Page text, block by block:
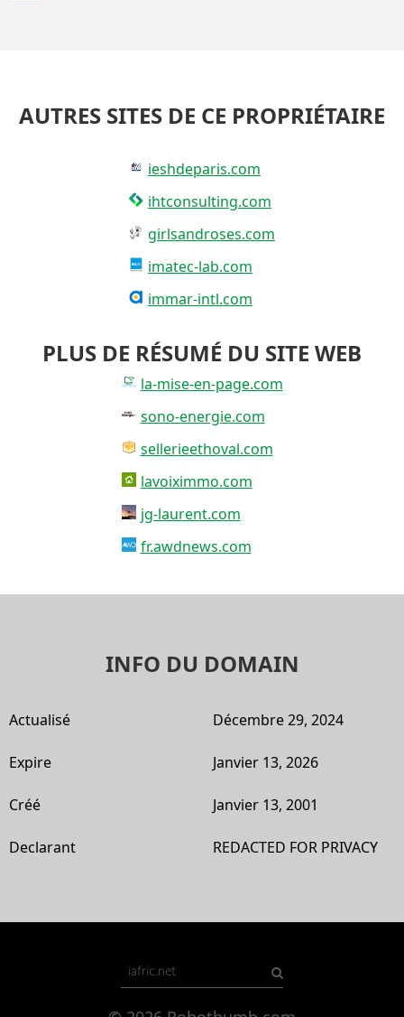
AUTRES SITES DE CE PROPRIÉTAIRE
ieshdeparis.com
ihtconsulting.com
girlsandroses.com
imatec-lab.com
immar-intl.com
PLUS DE RÉSUMÉ DU SITE WEB
la-mise-en-page.com
sono-energie.com
sellerieethoval.com
lavoiximmo.com
jg-laurent.com
fr.awdnews.com
INFO DU DOMAIN
Actualisé Décembre 29, 2024
Expire Janvier 13, 2026
Créé Janvier 13, 2001
Declarant REDACTED FOR PRIVACY